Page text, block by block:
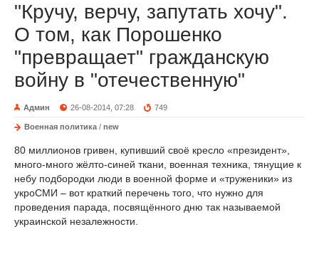
"Кручу, верчу, запутать хочу".
О том, как Порошенко
"превращает" гражданскую
войну в "отечественную"
Админ 26-08-2014, 07:28 749
Военная политика / new
80 миллионов гривен, купивший своё кресло «президент»,
много-много жёлто-синей ткани, военная техника, тянущие к
небу подбородки люди в военной форме и «труженики» из
укроСМИ – вот краткий перечень того, что нужно для
проведения парада, посвящённого дню так называемой
украинской незалежности.